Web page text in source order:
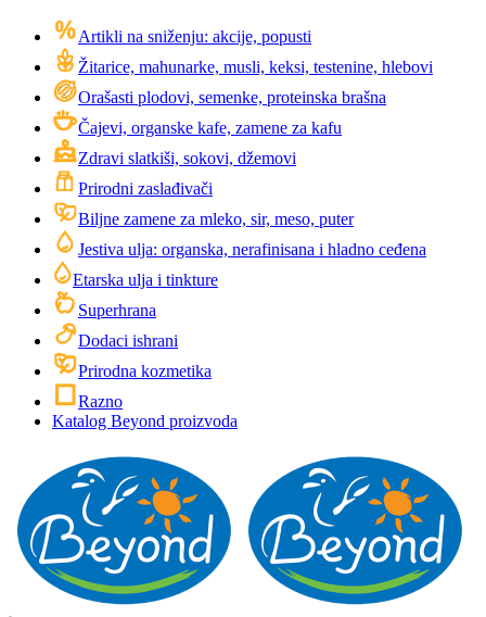
Artikli na sniženju: akcije, popusti
Žitarice, mahunarke, musli, keksi, testenine, hlebovi
Orašasti plodovi, semenke, proteinska brašna
Čajevi, organske kafe, zamene za kafu
Zdravi slatkiši, sokovi, džemovi
Prirodni zaslađivači
Biljne zamene za mleko, sir, meso, puter
Jestiva ulja: organska, nerafinisana i hladno ceđena
Etarska ulja i tinkture
Superhrana
Dodaci ishrani
Prirodna kozmetika
Razno
Katalog Beyond proizvoda